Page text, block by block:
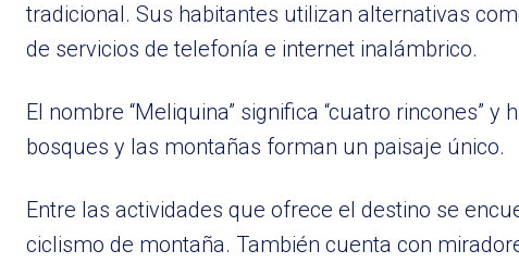
tradicional. Sus habitantes utilizan alternativas
de servicios de telefonía e internet inalámbrico.
El nombre “Meliquina” significa “cuatro rincones”
bosques y las montañas forman un paisaje único.
Entre las actividades que ofrece el destino se
ciclismo de montaña. También cuenta con